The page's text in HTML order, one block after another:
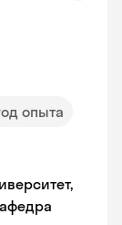
опыта